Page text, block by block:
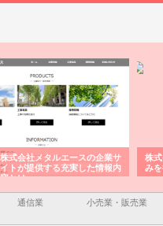
株式会社メタルエースの企業サ
イトが提供する充実した情報内
容とは
株
み
通信業 小売業・販売業